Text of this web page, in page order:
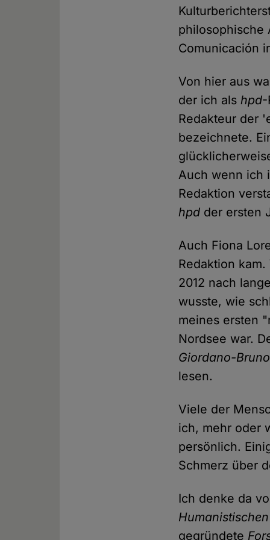
philosophische
Comunicación
Von hier aus
der ich alshpd-
Redakteur der
bezeichnete.
Auch wenn ich
Redaktion
hpd der ersten
Auch Fiona
Redaktion
2012 nach
wusste, wie
meines ersten
Nordsee war.
Giordano-
lesen.
Viele der
ich, mehr oder
persönlich.
Schmerz über
Ich denke da
gegründete